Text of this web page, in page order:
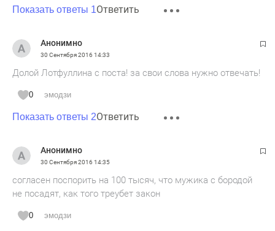
Показать ответы 1Ответить
Анонимно
30 Сентября 2016 14:33
Долой Лотфуллина с поста! за свои слова нужно отвечать!
0 эмодзи
Показать ответы 2Ответить
Анонимно
30 Сентября 2016 14:35
согласен поспорить на 100 тысяч, что мужика с бородой
не посадят, как того треубет закон
0 эмодзи